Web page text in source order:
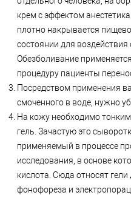
крем с эффектом
плотно накрывается
состоянии для воздействия
Обезболивание
процедуру пациенты
Посредством применения
смоченного в воде, нужно
На кожу необходимо
гель. Зачастую это
применяемый в процессе
исследования, в основе
кислота. Сюда относят
фонофореза и